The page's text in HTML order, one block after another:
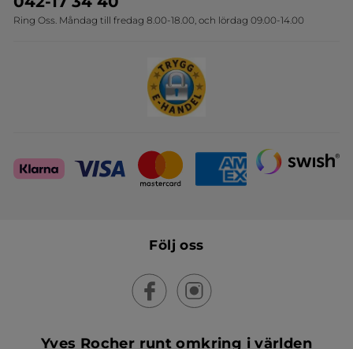
Sets
Ring Oss. Måndag till fredag 8.00-18.00, och lördag 09.00-14.00
Följ oss
Yves Rocher runt omkring i världen